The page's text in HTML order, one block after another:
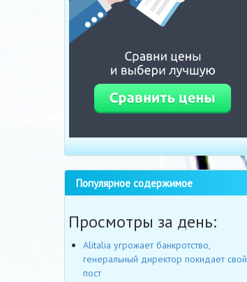
Популярное содержимое
Просмотры за день:
Alitalia угрожает банкротство,
генеральный директор покидает свой
пост